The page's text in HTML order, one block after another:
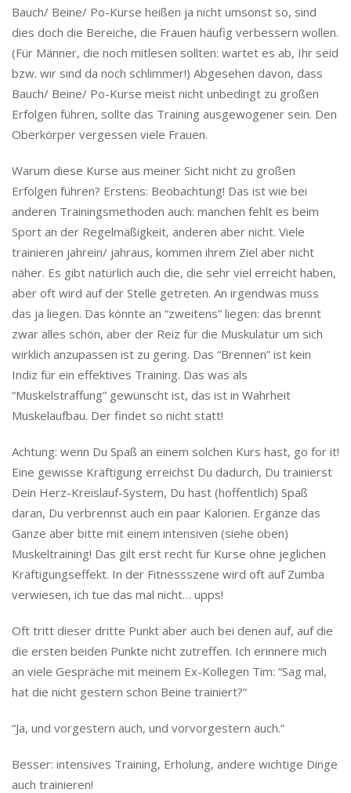
Bauch/ Beine/ Po-Kurse heißen ja nicht umsonst so, sind
dies doch die Bereiche, die Frauen häufig verbessern wollen.
(Für Männer, die noch mitlesen sollten: wartet es ab, Ihr seid
bzw. wir sind da noch schlimmer!) Abgesehen davon, dass
Bauch/ Beine/ Po-Kurse meist nicht unbedingt zu großen
Erfolgen führen, sollte das Training ausgewogener sein. Den
Oberkörper vergessen viele Frauen.
Warum diese Kurse aus meiner Sicht nicht zu großen
Erfolgen führen? Erstens: Beobachtung! Das ist wie bei
anderen Trainingsmethoden auch: manchen fehlt es beim
Sport an der Regelmäßigkeit, anderen aber nicht. Viele
trainieren jahrein/ jahraus, kommen ihrem Ziel aber nicht
näher. Es gibt natürlich auch die, die sehr viel erreicht haben,
aber oft wird auf der Stelle getreten. An irgendwas muss
das ja liegen. Das könnte an “zweitens” liegen: das brennt
zwar alles schön, aber der Reiz für die Muskulatur um sich
wirklich anzupassen ist zu gering. Das “Brennen” ist kein
Indiz für ein effektives Training. Das was als
“Muskelstraffung” gewünscht ist, das ist in Wahrheit
Muskelaufbau. Der findet so nicht statt!
Achtung: wenn Du Spaß an einem solchen Kurs hast, go for it!
Eine gewisse Kräftigung erreichst Du dadurch, Du trainierst
Dein Herz-Kreislauf-System, Du hast (hoffentlich) Spaß
daran, Du verbrennst auch ein paar Kalorien. Ergänze das
Ganze aber bitte mit einem intensiven (siehe oben)
Muskeltraining! Das gilt erst recht für Kurse ohne jeglichen
Kräftigungseffekt. In der Fitnessszene wird oft auf Zumba
verwiesen, ich tue das mal nicht… upps!
Oft tritt dieser dritte Punkt aber auch bei denen auf, auf die
die ersten beiden Punkte nicht zutreffen. Ich erinnere mich
an viele Gespräche mit meinem Ex-Kollegen Tim: “Sag mal,
hat die nicht gestern schon Beine trainiert?”
“Ja, und vorgestern auch, und vorvorgestern auch.”
Besser: intensives Training, Erholung, andere wichtige Dinge
auch trainieren!